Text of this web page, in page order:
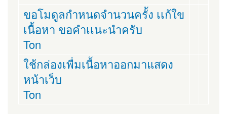
ขอโมดูลกำหนดจำนวนครั้ง เเก้ใข
เนื้อหา ขอคำเเนะนำครับ
Ton
ใช้กล่องเพื่มเนื้อหาออกมาแสดง
หน้าเว็บ
Ton